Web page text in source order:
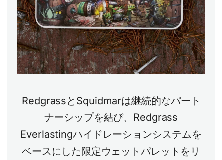
RedgrassとSquidmarは継続的なパート
ナーシップを結び、Redgrass
Everlastingハイドレーションシステムを
ベースにした限定ウェットパレットをリ